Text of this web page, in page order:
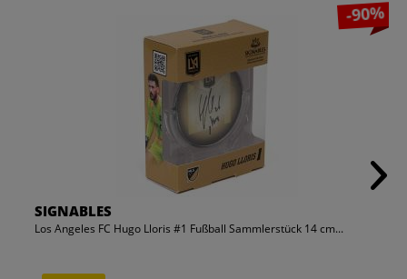
-90%
SIGNABLES
Los Angeles FC Hugo Lloris #1 Fußball Sammlerstück 14 cm...